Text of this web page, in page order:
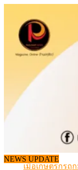
content
NEWS UPDATE
สกัดลักลอบนำเ
เมื่อเกษตรกรถู